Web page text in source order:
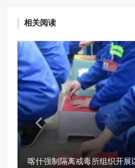
相关阅读
喀什强制隔离戒毒所组织开展